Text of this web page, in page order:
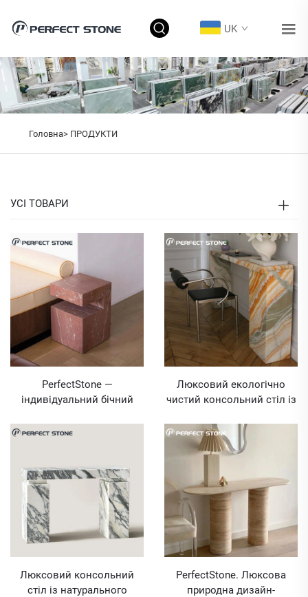
UK
Головна> ПРОДУКТИ
УСІ ТОВАРИ
PerfectStone —
індивідуальний бічний
натурального червоного
розкішних інтер’єрів
Люксовий екологічно
чистий консольний стіл із
PerfectStone для проектів
внутрішньої інженерії
Люксовий консольний
стіл із натурального
PerfectStone. Люксова
природна дизайн-